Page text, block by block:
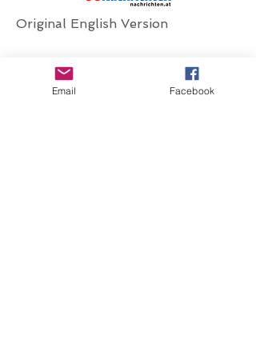
Original English Version
Email Facebook